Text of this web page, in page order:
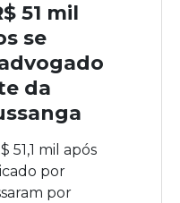
51 mil
se
da
51,1 mil após
por
por